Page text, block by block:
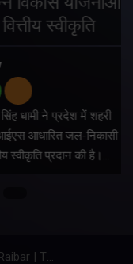
स्वीकृति
धामी ने प्रदेश में शहरी
आधारित जल-निकासी
प्रदान की है।…
Copyright © All rights reserved By Meru Raibar | Theme by